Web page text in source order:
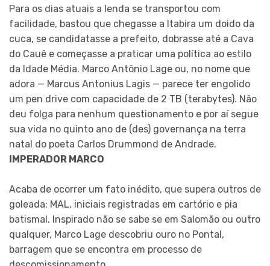
Para os dias atuais a lenda se transportou com
facilidade, bastou que chegasse a Itabira um doido da
cuca, se candidatasse a prefeito, dobrasse até a Cava
do Cauê e começasse a praticar uma política ao estilo
da Idade Média. Marco Antônio Lage ou, no nome que
adora — Marcus Antonius Lagis — parece ter engolido
um pen drive com capacidade de 2 TB (terabytes). Não
deu folga para nenhum questionamento e por aí segue
sua vida no quinto ano de (des) governança na terra
natal do poeta Carlos Drummond de Andrade.
IMPERADOR MARCO
Acaba de ocorrer um fato inédito, que supera outros de
goleada: MAL, iniciais registradas em cartório e pia
batismal. Inspirado não se sabe se em Salomão ou outro
qualquer, Marco Lage descobriu ouro no Pontal,
barragem que se encontra em processo de